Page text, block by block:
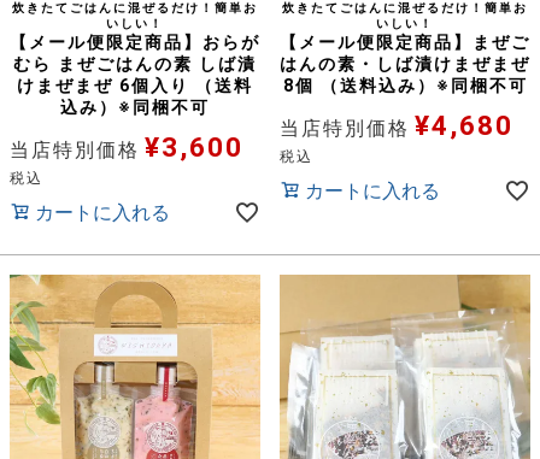
炊きたてごはんに混ぜるだけ！簡単お
いしい！
【メール便限定商品】おらが
むら まぜごはんの素 しば漬
けまぜまぜ 6個入り （送料
込み）※同梱不可
当店特別価格 ¥3,600
税込
カートに入れる
炊きたてごはんに混ぜるだけ！簡単お
いしい！
【メール便限定商品】まぜご
はんの素・しば漬けまぜまぜ
8個 （送料込み）※同梱不可
当店特別価格 ¥4,680
税込
カートに入れる